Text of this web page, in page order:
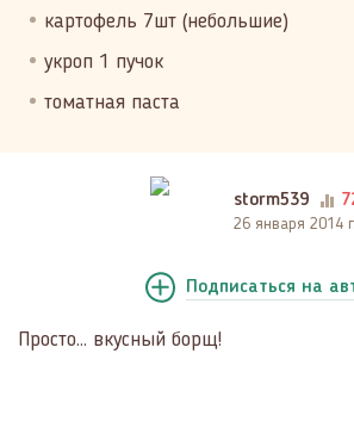
картофель 7шт (небольшие)
укроп 1 пучок
томатная паста
storm539
26 января 2014 г.
Подписаться на
Просто... вкусный борщ!